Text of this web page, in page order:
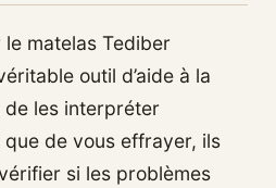
matelas Tediber
outil d’aide à la
les interpréter
de vous effrayer, ils
si les problèmes